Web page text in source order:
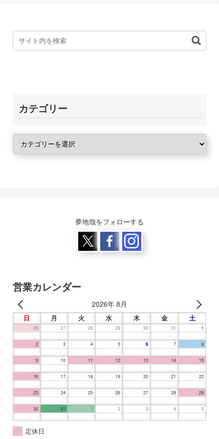
カテゴリー
夢地哉をフォローする
営業カレンダー
2026年 8月
日 月 火 水 木 金 土
26 27 28 29 30 31 1
2 3 4 5 6 7 8
9 10 11 12 13 14 15
16 17 18 19 20 21 22
23 24 25 26 27 28 29
30 31 1 2 3 4 5
定休日